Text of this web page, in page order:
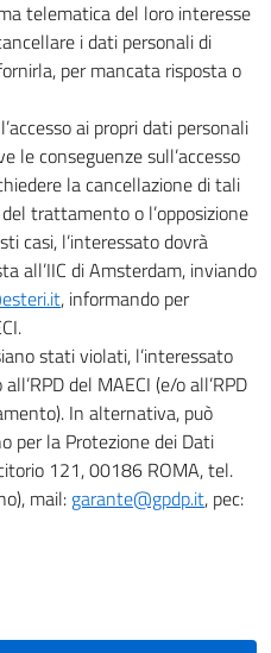
telematica del loro interesse
i dati personali di
per mancata risposta o
ai propri dati personali
le conseguenze sull’accesso
la cancellazione di tali
trattamento o l’opposizione
casi, l’interessato dovrà
all’IIC di Amsterdam, inviando
, informando per
stati violati, l’interessato
del MAECI (e/o all’RPD
In alternativa, può
per la Protezione dei Dati
121, 00186 ROMA, tel.
mail: garante@gpdp.it, pec: